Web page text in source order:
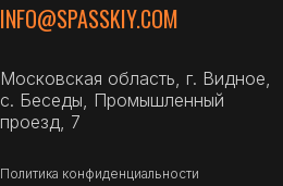
INFO@SPASSKIY.COM
Московская область, г. Видное,
с. Беседы, Промышленный
проезд, 7
Политика конфиденциальности